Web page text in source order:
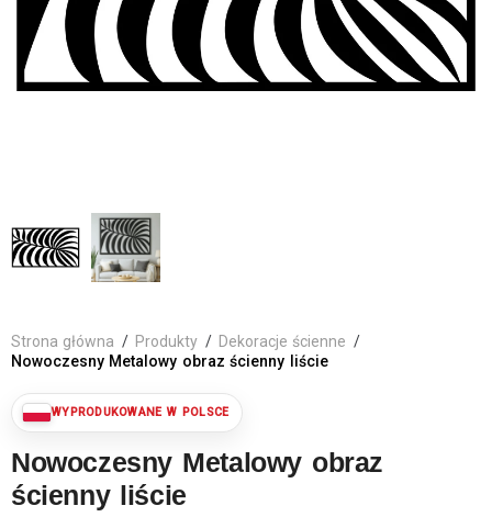
Strona główna / Produkty / Dekoracje ścienne /
Nowoczesny Metalowy obraz ścienny liście
Nowoczesny Metalowy obraz
ścienny liście